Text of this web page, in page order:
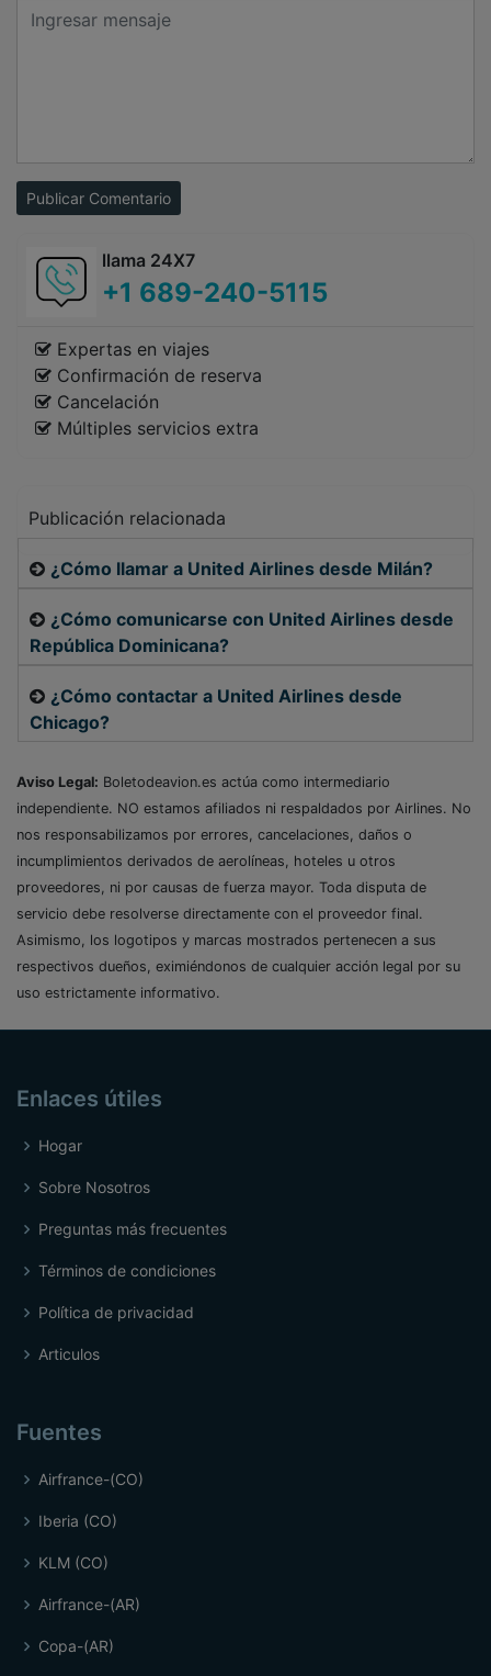
Publicar Comentario
llama 24X7
+1 689-240-5115
Expertas en viajes
Confirmación de reserva
Cancelación
Múltiples servicios extra
Publicación relacionada
¿Cómo llamar a United Airlines desde Milán?
¿Cómo comunicarse con United Airlines desde
República Dominicana?
¿Cómo contactar a United Airlines desde
Chicago?
Aviso Legal: Boletodeavion.es actúa como intermediario
independiente. NO estamos afiliados ni respaldados por Airlines. No
nos responsabilizamos por errores, cancelaciones, daños o
incumplimientos derivados de aerolíneas, hoteles u otros
proveedores, ni por causas de fuerza mayor. Toda disputa de
servicio debe resolverse directamente con el proveedor final.
Asimismo, los logotipos y marcas mostrados pertenecen a sus
respectivos dueños, eximiéndonos de cualquier acción legal por su
uso estrictamente informativo.
Enlaces útiles
Hogar
Sobre Nosotros
Preguntas más frecuentes
Términos de condiciones
Política de privacidad
Articulos
Fuentes
Airfrance-(CO)
Iberia (CO)
KLM (CO)
Airfrance-(AR)
Copa-(AR)